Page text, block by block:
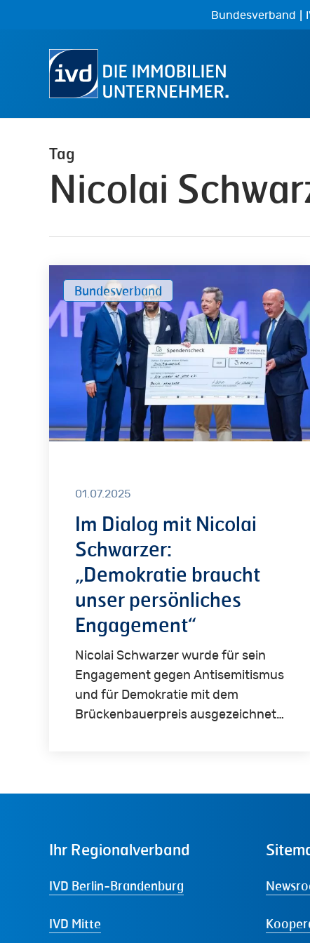
Bundesverband |
Tag
Nicolai
Dialog
mit
Nicolai
Schwarzer:
„Demokratie
braucht
persönliches
Bundesverband
01.07.2025
Im Dialog mit Nicolai
Schwarzer:
„Demokratie braucht
unser persönliches
Engagement“
Nicolai Schwarzer wurde für sein
Engagement gegen Antisemitismus
und für Demokratie mit dem
Brückenbauerpreis ausgezeichnet…
Ihr Regionalverband
IVD Berlin-Brandenburg
IVD Mitte